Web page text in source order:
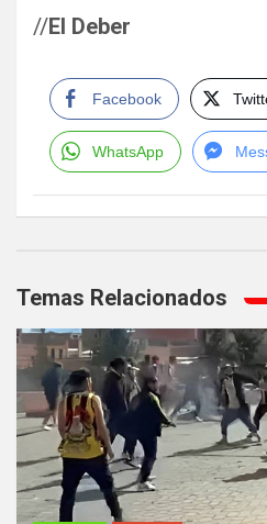
//El Deber
Facebook
WhatsApp
de
entradas
Temas Relacionados